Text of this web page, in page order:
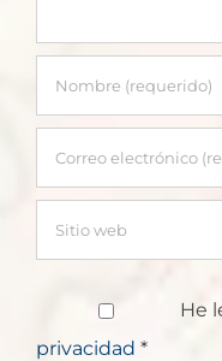
He
privacidad *